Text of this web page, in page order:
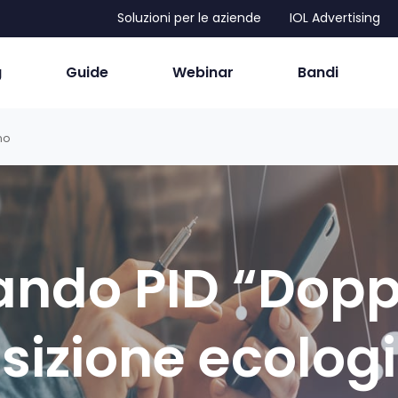
Soluzioni per le aziende IOL Advertising
Guide Webinar Bandi
PID